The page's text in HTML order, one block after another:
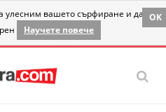
улесним вашето сърфиране и да
Научете повече
OK